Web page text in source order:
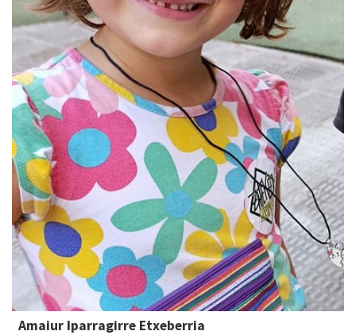
Amaiur Iparragirre Etxeberria